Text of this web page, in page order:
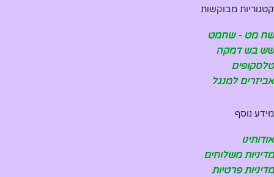
קטגוריות מבוקשות
שח מט - שחמט
שש בש דמקה
טלסקופים
אביזרים למנגל
מידע נוסף
אודותינו
מדיניות משלוחים
מדיניות פרטיות